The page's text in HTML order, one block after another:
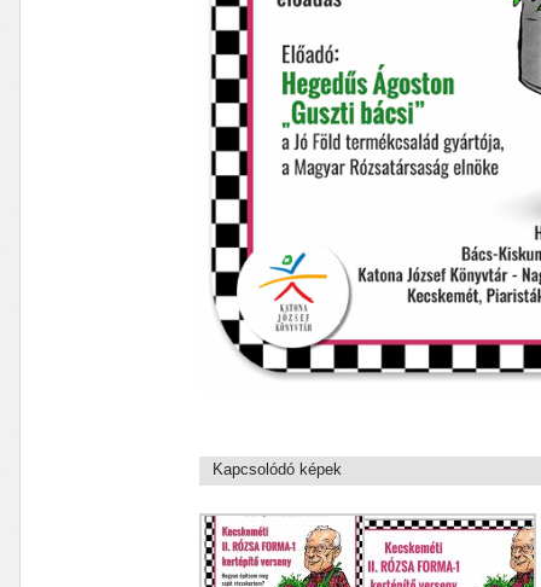
Kapcsolódó képek